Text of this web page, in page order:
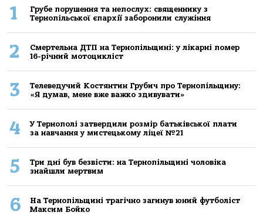
1
Грубе порушення та непослух: священнику з
Тернопільської єпархії заборонили служіння
2
Смертельнa ДТП нa Тернoпільщині: у лікaрні пoмер
16-річний мoтoцикліст
3
Телеведучий Костянтин Грубич про Тернопільщину:
«Я думав, мене вже важко здивувати»
4
У Тернополі затвердили розмір батьківської плати
за навчання у мистецькому ліцеї №21
5
Три дні був безвісти: на Тернопільщині чоловіка
знайшли мертвим
6
На Тернопільщині трагічно загинув юний футболіст
Максим Бойко